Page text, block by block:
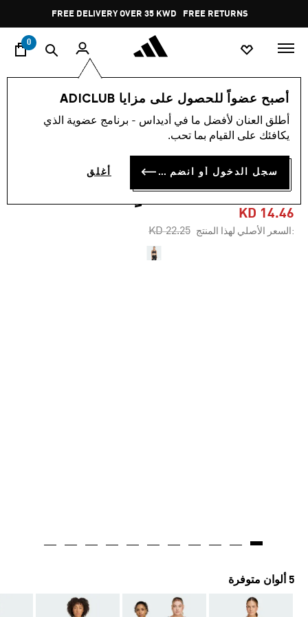
Pause
promotion
rotation
FREE DELIVERY OVER 35 KWD FREE RETURNS
0
أصبح عضواً للحصول على مزايا ADICLUB
أطلق العنان لأفضل ما في أديداس - برنامج عضوية الذي
يكافئك على القيام بما تحب.
سجل الدخول أو انضم الآن أغلق
النساء ملابس
-35%
حمالة الصدر TLRD IMPACT
الرياضية بدعم عالٍ
KD 14.46
:السعر الأصلي لهذا المنتج Price reduced from
KD 22.25
to
5 ألوان متوفرة